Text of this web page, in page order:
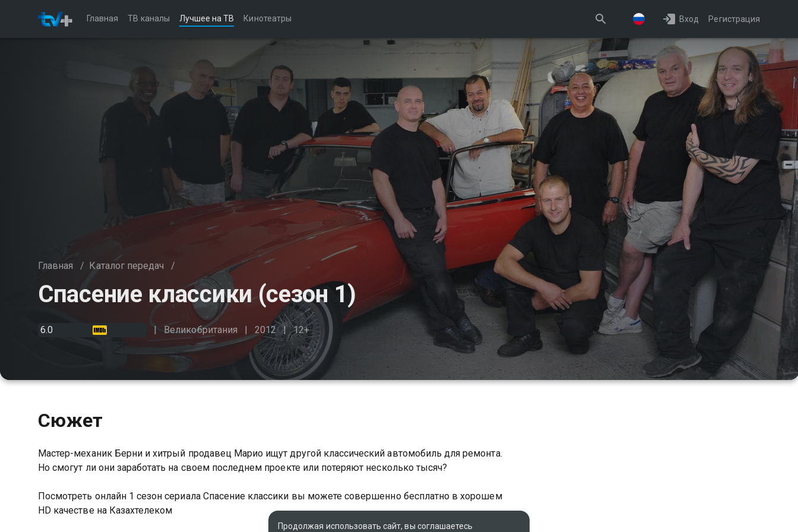
Главная ТВ каналы Лучшее на ТВ Кинотеатры Вход Регистрация
Главная / Каталог передач /
Спасение классики (сезон 1)
6.0 Великобритания 2012 12+
Сюжет
Мастер-механик Берни и хитрый продавец Марио ищут другой классический автомобиль для ремонта.
Но смогут ли они заработать на своем последнем проекте или потеряют несколько тысяч?
Посмотреть онлайн 1 сезон сериала Спасение классики вы можете совершенно бесплатно в хорошем
HD качестве на Казахтелеком
Продолжая использовать сайт, вы соглашаетесь